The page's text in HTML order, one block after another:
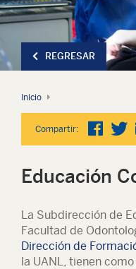
REGRESAR
Inicio
Compartir:
Educación
La Subdirección de
Facultad de
Dirección de
la UANL, tienen